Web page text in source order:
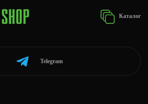
Каталог
Telegram